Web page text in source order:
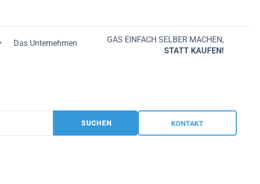
Das Unternehmen
GAS EINFACH SELBER MACHEN,
STATT KAUFEN!
SUCHEN KONTAKT